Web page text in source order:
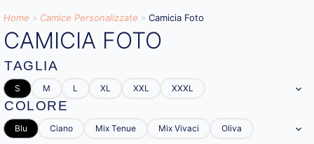
Home » Camice Personalizzate » Camicia Foto
CAMICIA FOTO
TAGLIA
S M L XL XXL XXXL
COLORE
Blu Ciano Mix Tenue Mix Vivaci Oliva